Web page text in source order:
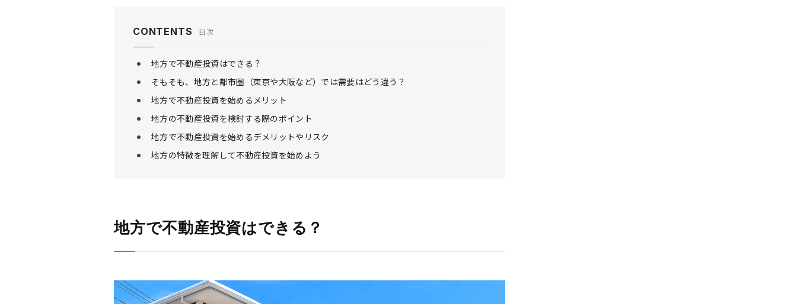
CONTENTS 目次
地方で不動産投資はできる？
そもそも、地方と都市圏（東京や大阪など）では需要はどう違う？
地方で不動産投資を始めるメリット
地方の不動産投資を検討する際のポイント
地方で不動産投資を始めるデメリットやリスク
地方の特徴を理解して不動産投資を始めよう
地方で不動産投資はできる？